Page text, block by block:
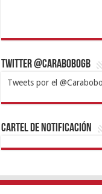
Twitter @CaraboboGB
Tweets por el
1xbetBetturkeyBetist
https://mvbcasino.com/
Cartel de Notificación